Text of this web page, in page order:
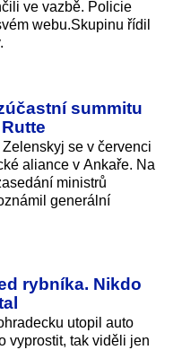
ve vazbě. Policie
webu.Skupinu řídil
summitu
se v červenci
aliance v Ankaře. Na
ministrů
generální
rybníka. Nikdo
utopil auto
vyprostit, tak viděli jen